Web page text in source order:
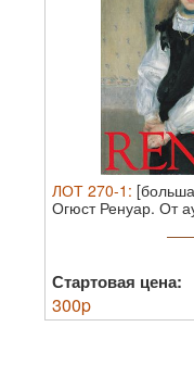
ЛОТ 270-1 :
Огюст Ренуар. От
Стартовая цена:
300p